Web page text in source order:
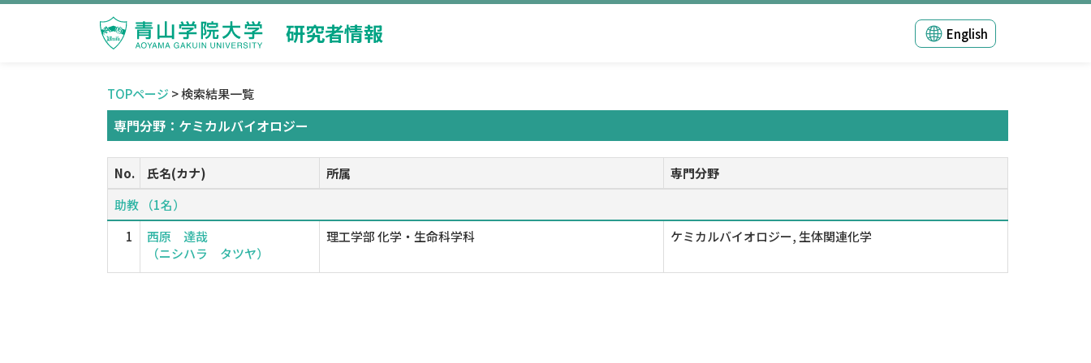
研究者情報 English
TOPページ > 検索結果一覧
専門分野：ケミカルバイオロジー
No. 氏名(カナ) 所属
専門分野
助教 （1名）
1
西原 達哉
（ニシハラ タツヤ）
理工学部 化学・生命科学科 ケミカルバイオロジー, 生体関連化学